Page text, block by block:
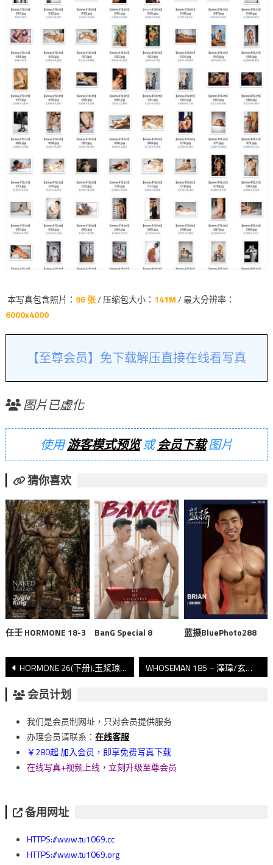
本写真包含照片： 96 张/ 压缩包大小： 141M/ 最大分辨率：
6000x4000
【至尊会员】免下载解压直接在线看写真
图片已虚化
使用游客模式预览或会员下载图片
猜你喜欢
任壬 HORMONE 18-3 BanG Special 8 蓝摄BluePhoto288
文
章
導
覽
HORMONE 26(下册).玉浆琼液飞溅 WHOSEMAN 185 – 澤瑋/玄鳳男孩
会员计划
我们是会员制网址，只对会员提供服务
办理会员请联系： 在线客服
￥280起 加入会员，即享免费写真下载
在线写真+视频上线，立刻升级至尊会员
备用网址
HTTPS://www.tu1069.cc
HTTPS://www.tu1069.org